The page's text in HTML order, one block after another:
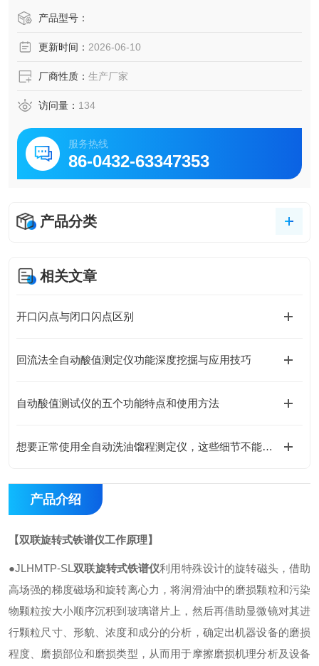
析，确定出机器设备的磨损程度、磨损部位和磨损类型，从
产品型号：
更新时间： 2026-06-10
厂商性质： 生产厂家
访问量： 134
服务热线
86-0432-63347353
产品分类
相关文章
开口闪点与闭口闪点区别
回流法全自动酸值测定仪功能深度挖掘与应用技巧
自动酸值测试仪的五个功能特点和使用方法
想要正常使用全自动洗油馏程测定仪，这些细节不能忽视
产品介绍
【双联旋转式铁谱仪工作原理】
●JLHMTP-SL双联旋转式铁谱仪利用特殊设计的旋转磁头，借助
高场强的梯度磁场和旋转离心力，将润滑油中的磨损颗粒和污染
物颗粒按大小顺序沉积到玻璃谱片上，然后再借助显微镜对其进
行颗粒尺寸、形貌、浓度和成分的分析，确定出机器设备的磨损
程度、磨损部位和磨损类型，从而用于摩擦磨损机理分析及设备